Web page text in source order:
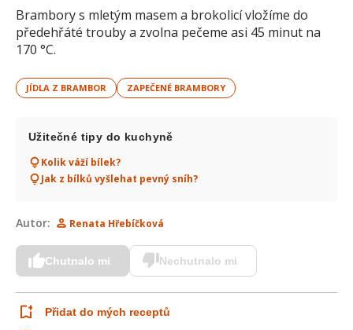
Brambory s mletým masem a brokolicí vložíme do
předehřáté trouby a zvolna pečeme asi 45 minut na
170 °C.
JÍDLA Z BRAMBOR ZAPEČENÉ BRAMBORY
Užitečné tipy do kuchyně
Kolik váží bílek?
Jak z bílků vyšlehat pevný sníh?
Autor: Renata Hřebíčková
Chutnalo mi Nechutnalo mi
Přidat do mých receptů